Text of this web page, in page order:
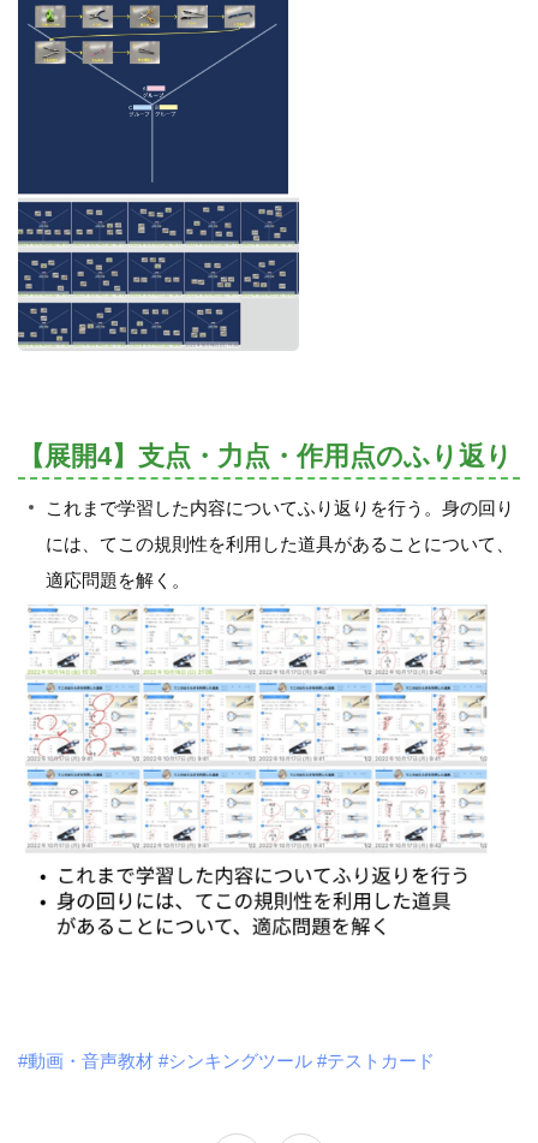
【展開4】支点・力点・作用点のふり返り
これまで学習した内容についてふり返りを行う。身の回り
には、てこの規則性を利用した道具があることについて、
適応問題を解く。
#動画・音声教材 #シンキングツール #テストカード